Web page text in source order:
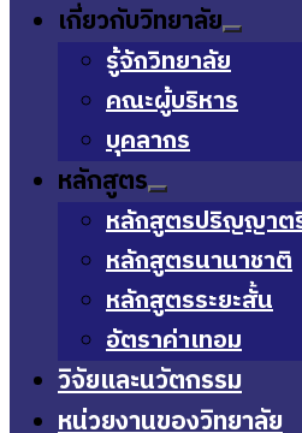
เกี่ยวกับวิทยาลัย
รู้จักวิทยาลัย
คณะผู้บริหาร
บุคลากร
หลักสูตร
หลักสูตรปริญญาต
หลักสูตรนานาชาติ
หลักสูตรระยะสั้น
อัตราค่าเทอม
วิจัยและนวัตกรรม
หน่วยงานของวิทยาลัย